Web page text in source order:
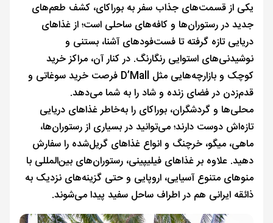
یکی از قسمت‌های جذاب سفر به بوراکای، کشف طعم‌های
جدید در رستوران‌ها و کافه‌های ساحلی است؛ از غذاهای
دریایی تازه گرفته تا فست‌فودهای آشنا، بستنی و
نوشیدنی‌های استوایی رنگارنگ. در کنار آن، مراکز خرید
کوچک و بازارچه‌هایی مثل D’Mall فرصت خرید سوغاتی و
قدم‌زدن در فضای زنده و شاد را به شما می‌دهد.
محلی‌ها و گردشگران، بوراکای را به‌خاطر غذاهای دریایی
تازه‌اش دوست دارند؛ می‌توانید در بسیاری از رستوران‌ها،
ماهی، میگو، خرچنگ و انواع غذاهای گریل‌شده را سفارش
دهید. علاوه بر غذاهای فیلیپینی، رستوران‌های بین‌المللی با
منوهای متنوع آسیایی، اروپایی و حتی گزینه‌های نزدیک به
ذائقه ایرانی هم در اطراف ساحل سفید پیدا می‌شوند.